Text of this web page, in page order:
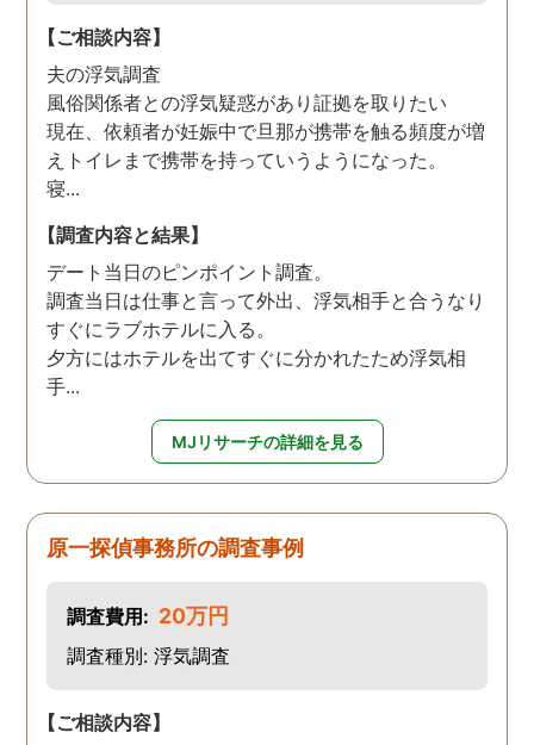
【ご相談内容】
夫の浮気調査
風俗関係者との浮気疑惑があり証拠を取りたい
現在、依頼者が妊娠中で旦那が携帯を触る頻度が増
えトイレまで携帯を持っていうようになった。
寝...
【調査内容と結果】
デート当日のピンポイント調査。
調査当日は仕事と言って外出、浮気相手と合うなり
すぐにラブホテルに入る。
夕方にはホテルを出てすぐに分かれたため浮気相
手...
MJリサーチの詳細を見る
原一探偵事務所の調査事例
調査費用: 20万円
調査種別: 浮気調査
【ご相談内容】